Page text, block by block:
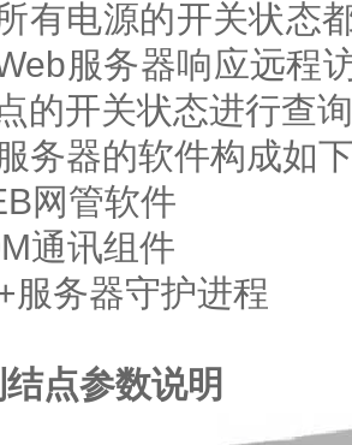
有电源的开关状态
服务器响应远程
的开关状态进行查
务器的软件构成如
网管软件
通讯组件
服务器守护进程
点参数说明